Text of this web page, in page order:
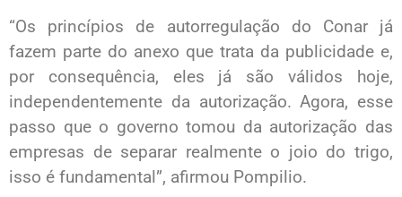
“Os princípios de autorregulação do Conar já
fazem parte do anexo que trata da publicidade e,
por consequência, eles já são válidos hoje,
independentemente da autorização. Agora, esse
passo que o governo tomou da autorização das
empresas de separar realmente o joio do trigo,
isso é fundamental”, afirmou Pompilio.